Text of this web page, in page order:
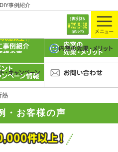
事例紹介
・お客様の声
熱